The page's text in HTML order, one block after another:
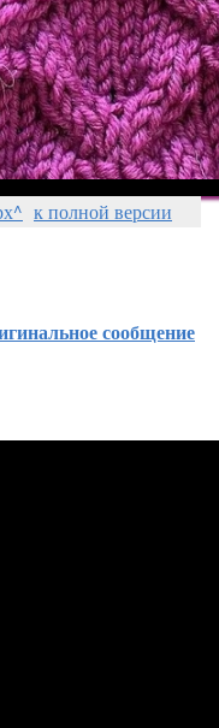
к полной версии
сообщение